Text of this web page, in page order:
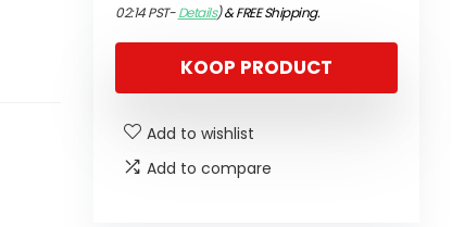
02:14 PST-Details)&FREE Shipping.
KOOP PRODUCT
Add to wishlist
Add to compare